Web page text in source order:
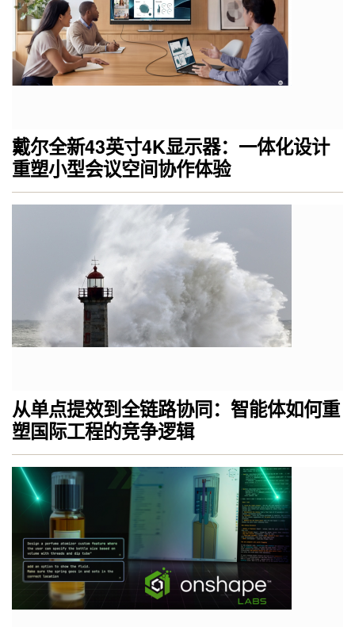
戴尔全新43英寸4K显示器：一体化设计
重塑小型会议空间协作体验
从单点提效到全链路协同：智能体如何重
塑国际工程的竞争逻辑